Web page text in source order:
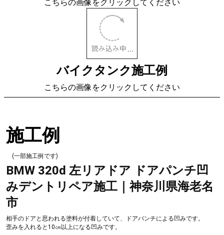
Z900RS カワサキ バイクタンク・デントリペア
タンク装着のまま修復も可能
全国から発送によるご依頼を頂いています。
基本自動車のパネルにできた凹みを専門に施工しています
が、バイクにタンクが付いた状態で押し出し&プーリング
による施工を行います。(タンクは鉄板が厚い為基本料金は